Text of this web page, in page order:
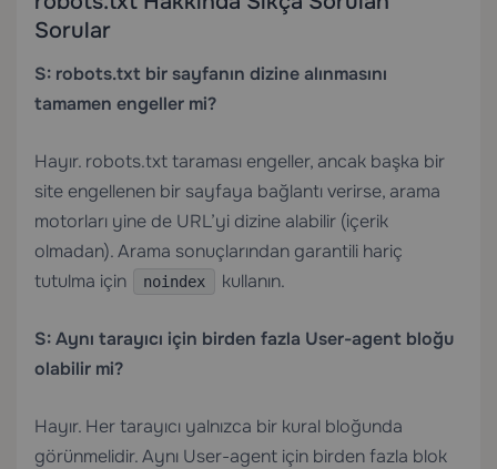
Sorular
S: robots.txt bir sayfanın dizine alınmasını
tamamen engeller mi?
Hayır. robots.txt taraması engeller, ancak başka bir
site engellenen bir sayfaya bağlantı verirse, arama
motorları yine de URL’yi dizine alabilir (içerik
olmadan). Arama sonuçlarından garantili hariç
tutulma için
noindex kullanın.
S: Aynı tarayıcı için birden fazla User-agent bloğu
olabilir mi?
Hayır. Her tarayıcı yalnızca bir kural bloğunda
görünmelidir. Aynı User-agent için birden fazla blok